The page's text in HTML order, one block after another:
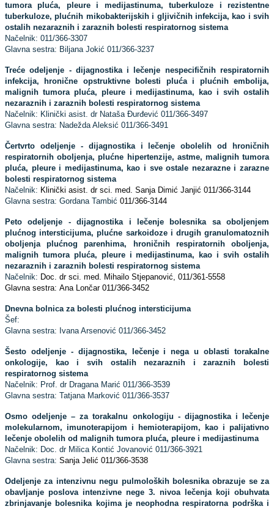
tumora pluća, pleure i medijastinuma, tuberkuloze i rezistentne
tuberkuloze, plućnih mikobakterijskih i gljivičnih infekcija, kao i svih
ostalih nezaraznih i zaraznih bolesti respiratornog sistema
Načelnik: 011/366-3307
Glavna sestra: Biljana Jokić 011/366-3237
Treće odeljenje - dijagnostika i lečenje nespecifičnih respiratornih
infekcija, hronične opstruktivne bolesti pluća i
plućnih embolija,
malignih tumora pluća, pleure i medijastinuma, kao i svih ostalih
nezaraznih i zaraznih bolesti respiratornog sistema
Načelnik: Klinički asist. dr Nataša Đurđević 011/366-3497
Glavna sestra: Nadežda Aleksić 011/366-3491
Čertvrto odeljenje - dijagnostika i lečenje obolelih od hroničnih
respiratornih oboljenja, plućne hipertenzije, astme, malignih tumora
pluća, pleure i medijastinuma, kao i sve ostale nezarazne i zarazne
bolesti respiratornog sistema
Načelnik: Klinički asist. dr sci. med. Sanja Dimić Janjić 011/366-3144
Glavna sestra: Gordana Tambić 011/366-3144
Peto odeljenje - dijagnostika i lečenje bolesnika sa oboljenjem
plućnog intersticijuma, plućne sarkoidoze i drugih granulomatoznih
oboljenja plućnog parenhima, hroničnih respiratornih oboljenja,
malignih tumora pluća, pleure i medijastinuma, kao i svih ostalih
nezaraznih i zaraznih bolesti respiratornog sistema
Načelnik: Doc. dr sci. med. Mihailo Stjepanović, 011/361-5558
Glavna sestra: Ana Lončar 011/366-3452
Dnevna bolnica za bolesti plućnog intersticijuma
Šef:
Glavna sestra: Ivana Arsenović 011/366-3452
Šesto odeljenje - dijagnostika, lečenje i nega u oblasti torakalne
onkologije, kao i svih ostalih nezaraznih i zaraznih bolesti
respiratornog sistema
Načelnik: Prof. dr Dragana Marić 011/366-3539
Glavna sestra: Tatjana Marković 011/366-3537
Osmo odeljenje – za torakalnu onkologiju - dijagnostika i lečenje
molekularnom, imunoterapijom i hemioterapijom, kao i palijativno
lečenje obolelih od malignih tumora pluća, pleure i medijastinuma
Načelnik: Doc. dr Milica Kontić Jovanović 011/366-3921
Glavna sestra: Sanja Jelić 011/366-3538
Odeljenje za intenzivnu negu pulmoloških bolesnika obrazuje se za
obavljanje poslova intenzivne nege 3. nivoa lečenja koji obuhvata
zbrinjavanje bolesnika kojima je neophodna respiratorna podrška i